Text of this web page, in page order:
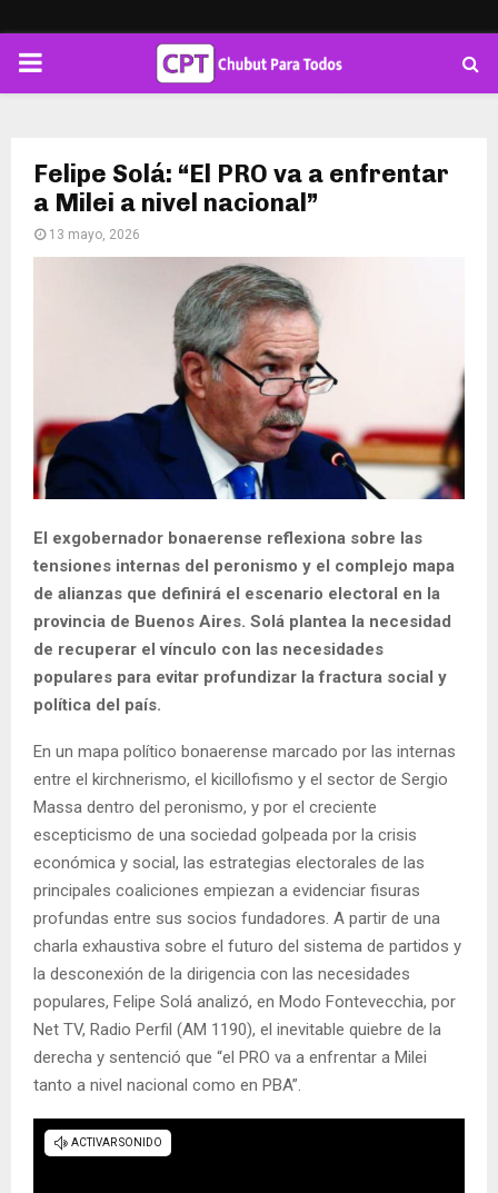
PRIMARY
Felipe Solá: “El PRO va a enfrentar
a Milei a nivel nacional”
13 mayo, 2026
El exgobernador bonaerense reflexiona sobre las
tensiones internas del peronismo y el complejo mapa
de alianzas que definirá el escenario electoral en la
provincia de Buenos Aires. Solá plantea la necesidad
de recuperar el vínculo con las necesidades
populares para evitar profundizar la fractura social y
política del país.
En un mapa político bonaerense marcado por las internas
entre el kirchnerismo, el kicillofismo y el sector de Sergio
Massa dentro del peronismo, y por el creciente
escepticismo de una sociedad golpeada por la crisis
económica y social, las estrategias electorales de las
principales coaliciones empiezan a evidenciar fisuras
profundas entre sus socios fundadores. A partir de una
charla exhaustiva sobre el futuro del sistema de partidos y
la desconexión de la dirigencia con las necesidades
populares, Felipe Solá analizó, en Modo Fontevecchia, por
Net TV, Radio Perfil (AM 1190), el inevitable quiebre de la
derecha y sentenció que “el PRO va a enfrentar a Milei
tanto a nivel nacional como en PBA”.